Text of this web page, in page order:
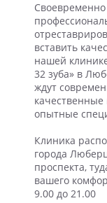
вставить
нашей
32 зуба» в
ждут
опытные
Клиника
города
проспекта,
вашего
9.00 до 21.00